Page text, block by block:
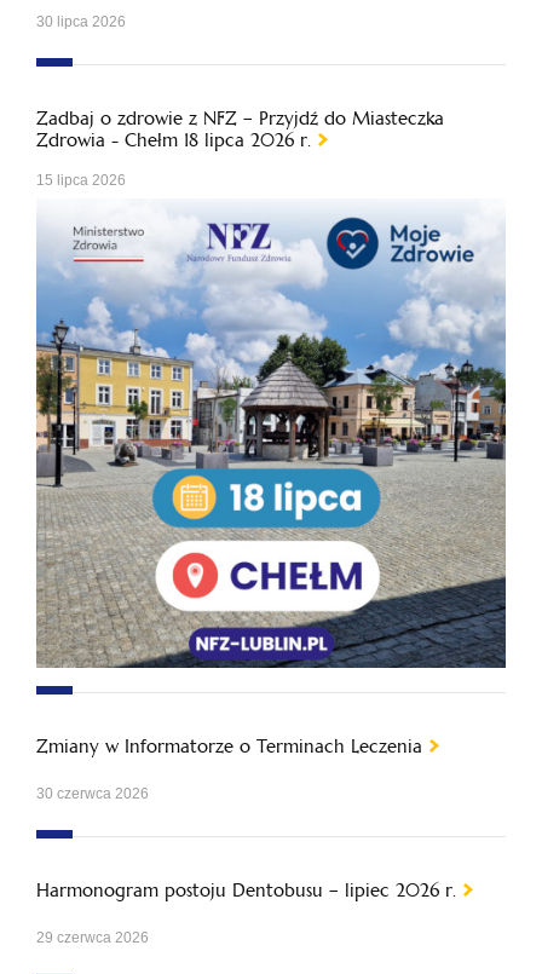
30 lipca 2026
Zadbaj o zdrowie z NFZ – Przyjdź do Miasteczka
Zdrowia - Chełm 18 lipca 2026 r.
15 lipca 2026
Zmiany w Informatorze o Terminach Leczenia
30 czerwca 2026
Harmonogram postoju Dentobusu – lipiec 2026 r.
29 czerwca 2026